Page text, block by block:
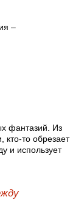
–
фантазий. Из
кто-то обрезает
и использует